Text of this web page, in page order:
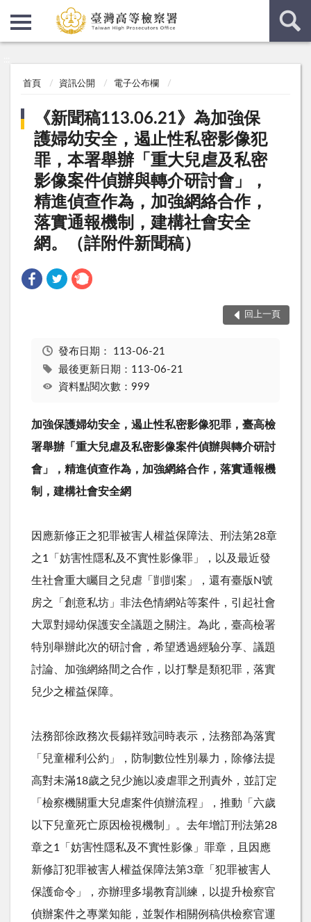
首頁 資訊公開 電子公布欄
《新聞稿113.06.21》為加強保
護婦幼安全，遏止性私密影像犯
罪，本署舉辦「重大兒虐及私密
影像案件偵辦與轉介研討會」，
精進偵查作為，加強網絡合作，
落實通報機制，建構社會安全
網。（詳附件新聞稿）
回上一頁
發布日期： 113-06-21
最後更新日期：113-06-21
資料點閱次數：999
加強保護婦幼安全，遏止性私密影像犯罪， 臺高檢
署舉辦「重大兒虐及私密影像案件偵辦與轉介研討
會」， 精進偵查作為，加強網絡合作，落實通報機
制，建構社會安全網
因應新修正之犯罪被害人權益保障法、刑法第28章
之1
「妨害性隱私及不實性影像罪」，以及最近發
生社會重大矚目之兒虐「剴剴案」，還有臺版N號
房之「創意私坊」非法色情網站等案件，引起社會
大眾對婦幼保護安全議題之關注。為此，臺高檢署
特別舉辦此次的研討會，希望透過經驗分享、議題
討論、加強網絡間之合作，以打擊是類犯罪，落實
兒少之權益保障。
法務部徐政務次長錫祥致詞時表示，法務部為落實
「兒童權利公約」，防制數位性別暴力，除修法提
高對未滿18歲之兒少施以凌虐罪之刑責外，並訂定
「檢察機關重大兒虐案件偵辦流程」，推動「六歲
以下兒童死亡原因檢視機制」。去年增訂刑法第28
章之1
「妨害性隱私及不實性影像」罪章，且因應
新修訂犯罪被害人權益保障法第3章「犯罪被害人
保護命令」，亦辦理多場教育訓練，以提升檢察官
偵辦案件之專業知能，並製作相關例稿供檢察官運